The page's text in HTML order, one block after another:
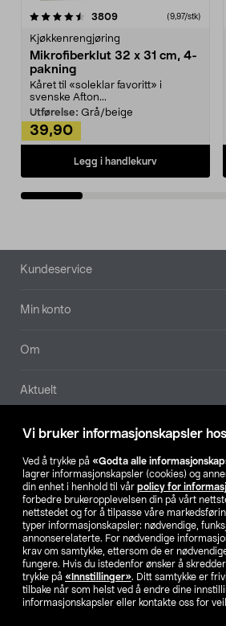
Vi bruker informasjonskapsler
Ved å trykke på «Godta alle
lagrer informasjonskapsler (cookies) og
din enhet i henhold til vår policy for
forbedre brukeropplevelsen din på vårt
nettstedet og for å tilpasse våre
typer informasjonskapsler: nødvendige,
annonserelaterte. For nødvendige
krav om samtykke, ettersom de er
fungere. Hvis du istedenfor ønsker å
trykke på «Innstillinger». Ditt samtykke er
tilbake når som helst ved å endre dine
informasjonskapsler eller kontakte oss for
3809anmeldelser(9,97/stk)
Kjøkkenrengjøring
Mikrofiberklut 32 x 31 cm, 4-
pakning
Kåret til «soleklar favoritt» i
svenske Afton...
Utførelse: Grå/beige
39,90
Legg i handlekurv
4.5av 5 stjerner
Bunntekst
Kundeservice
Min konto
Om
Aktuelt
Våre selskaper
Finn din
SE NO FI